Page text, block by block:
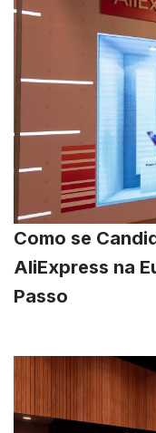
Como se
AliExpress na
Passo